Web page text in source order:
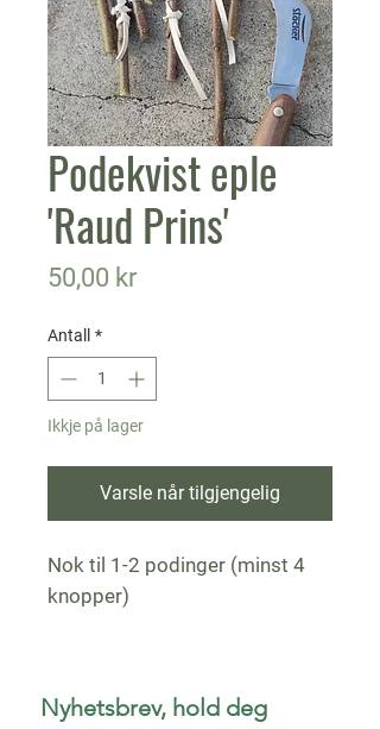
Podekvist eple
'Raud Prins'
50,00 krPris
Antall *
Ikkje på lager
Varsle når tilgjengelig
Nok til 1-2 podinger (minst 4
knopper)
Nyhetsbrev, hold deg